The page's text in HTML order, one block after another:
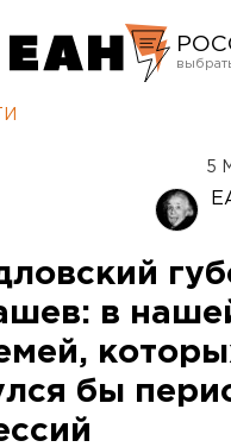
5
в
бы